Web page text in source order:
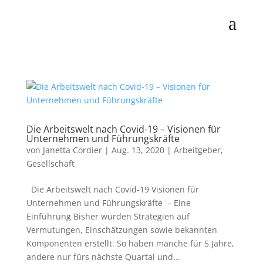
Die Arbeitswelt nach Covid-19 – Visionen für
Unternehmen und Führungskräfte
von Janetta Cordier| Aug. 13, 2020| Arbeitgeber,
Gesellschaft
Die Arbeitswelt nach Covid-19 Visionen für
Unternehmen und Führungskräfte – Eine
Einführung Bisher wurden Strategien auf
Vermutungen, Einschätzungen sowie bekannten
Komponenten erstellt. So haben manche für 5 Jahre,
andere nur fürs nächste Quartal und...